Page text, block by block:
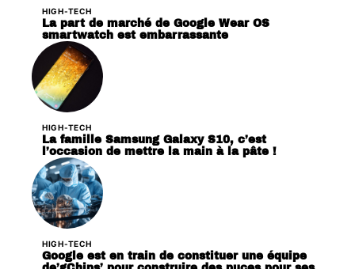
HIGH-TECH
La part de marché de Google Wear OS
smartwatch est embarrassante
HIGH-TECH
La famille Samsung Galaxy S10, c’est
l’occasion de mettre la main à la pâte !
HIGH-TECH
Google est en train de constituer une équipe